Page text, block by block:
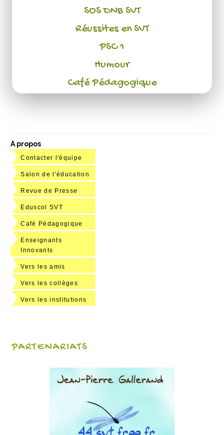
SOS DNB SVT
Réussites en SVT
PSC 1
Humour
Café Pédagogique
A propos
Contacter l'équipe
Salon de l'éducation
Revue de Presse
Eduscol SVT
Café Pédagogique
Enseignants
Innovants
Vers les amis
Vers les collèges
Vers les institutions
PARTENARIATS